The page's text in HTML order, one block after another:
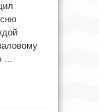
...